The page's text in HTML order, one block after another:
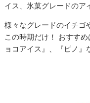
イス、氷菓グレードのア
様々なグレードのイチゴ
この時期だけ！ おすす
ョコアイス』、『ピノ』